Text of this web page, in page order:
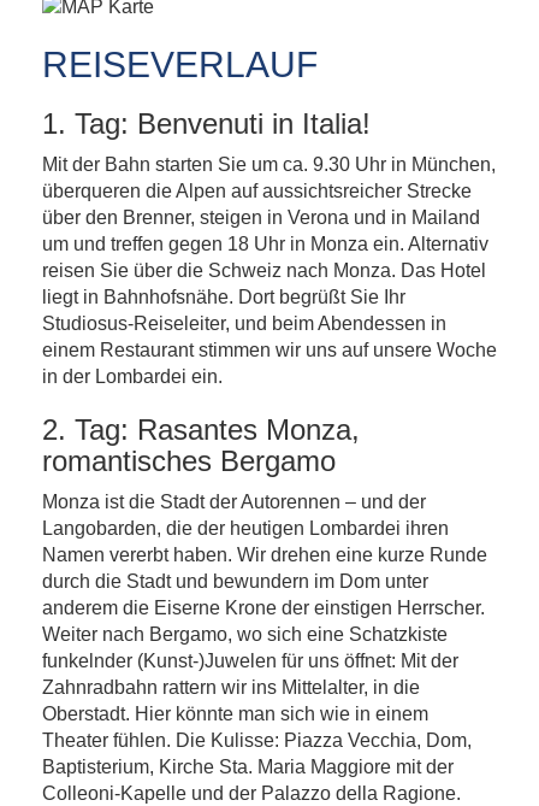
REISEVERLAUF
1. Tag: Benvenuti in Italia!
Mit der Bahn starten Sie um ca. 9.30 Uhr in München,
überqueren die Alpen auf aussichtsreicher Strecke
über den Brenner, steigen in Verona und in Mailand
um und treffen gegen 18 Uhr in Monza ein. Alternativ
reisen Sie über die Schweiz nach Monza. Das Hotel
liegt in Bahnhofsnähe. Dort begrüßt Sie Ihr
Studiosus-Reiseleiter, und beim Abendessen in
einem Restaurant stimmen wir uns auf unsere Woche
in der Lombardei ein.
2. Tag: Rasantes Monza,
romantisches Bergamo
Monza ist die Stadt der Autorennen – und der
Langobarden, die der heutigen Lombardei ihren
Namen vererbt haben. Wir drehen eine kurze Runde
durch die Stadt und bewundern im Dom unter
anderem die Eiserne Krone der einstigen Herrscher.
Weiter nach Bergamo, wo sich eine Schatzkiste
funkelnder (Kunst-)Juwelen für uns öffnet: Mit der
Zahnradbahn rattern wir ins Mittelalter, in die
Oberstadt. Hier könnte man sich wie in einem
Theater fühlen. Die Kulisse: Piazza Vecchia, Dom,
Baptisterium, Kirche Sta. Maria Maggiore mit der
Colleoni-Kapelle und der Palazzo della Ragione.